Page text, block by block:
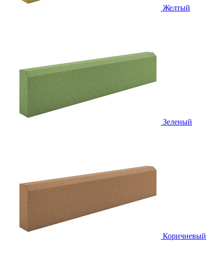
Желтый
Зеленый
Коричневый